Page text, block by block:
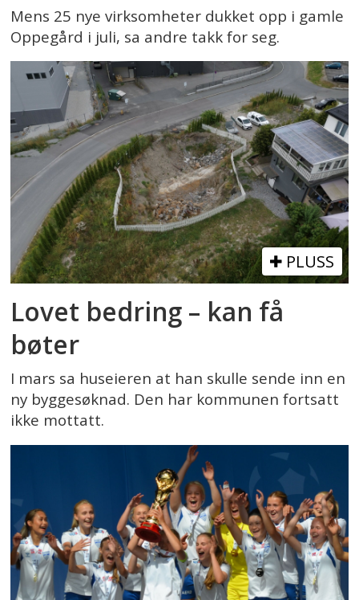
Mens 25 nye virksomheter dukket opp i gamle
Oppegård i juli, sa andre takk for seg.
PLUSS
Lovet bedring – kan få
bøter
I mars sa huseieren at han skulle sende inn en
ny byggesøknad. Den har kommunen fortsatt
ikke mottatt.